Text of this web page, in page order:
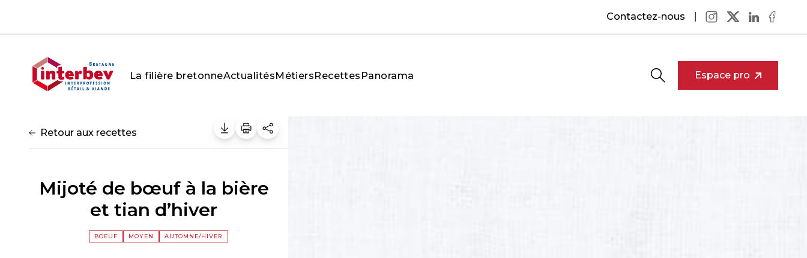
Contactez-nous
La filière bretonneActualitésMétiersRecettes Panorama Espace pro
Retour aux recettes
Mijoté de bœuf à la bière
et tian d’hiver
BOEUF MOYEN AUTOMNE/HIVER